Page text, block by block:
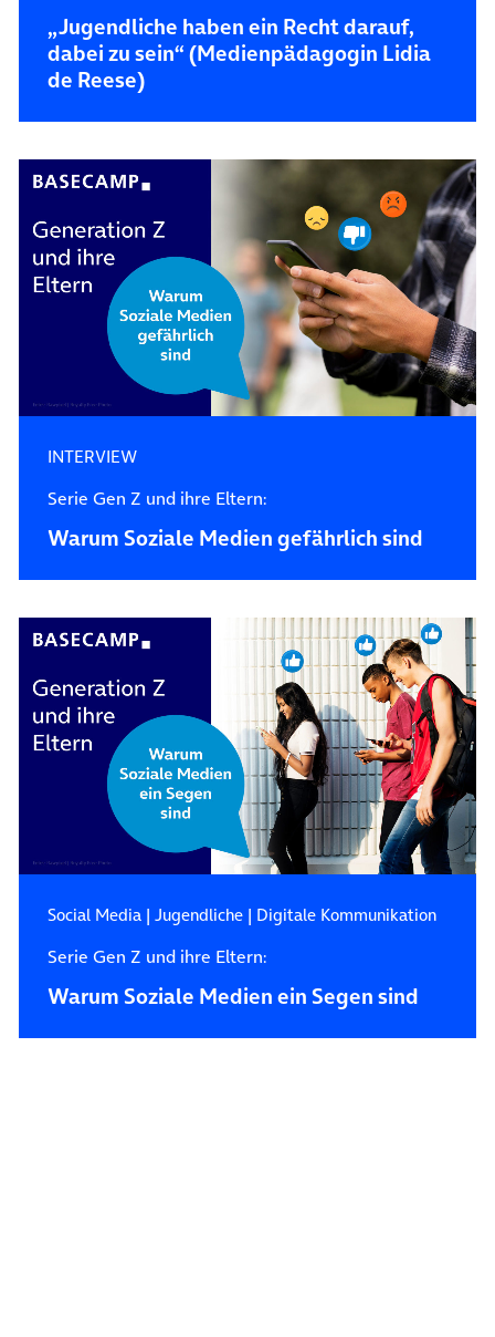
„Jugendliche haben ein Recht darauf,
dabei zu sein“ (Medienpädagogin Lidia
de Reese)
INTERVIEW
Serie Gen Z und ihre Eltern:
Warum Soziale Medien gefährlich sind
Social Media| Jugendliche| Digitale Kommunikation
Serie Gen Z und ihre Eltern:
Warum Soziale Medien ein Segen sind